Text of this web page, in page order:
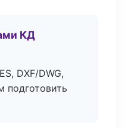
КД
DXF/DWG,
подготовить